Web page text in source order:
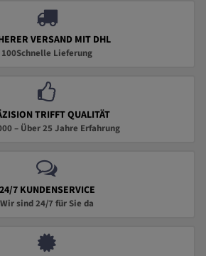
VERSAND MIT DHL
100Schnelle Lieferung
TRIFFT QUALITÄT
– Über 25 Jahre Erfahrung
24/7 KUNDENSERVICE
Wir sind 24/7 für Sie da